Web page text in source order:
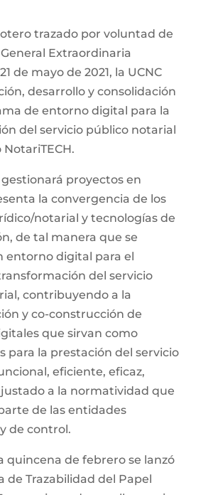
trazado por voluntad de
Extraordinaria
de mayo de 2021, la UCNC
desarrollo y consolidación
de entorno digital para la
del servicio público notarial
proyectos en
la convergencia de los
notarial y tecnologías de
de tal manera que se
entorno digital para el
del servicio
contribuyendo a la
y co-construcción de
que sirvan como
para la prestación del servicio
eficiente, eficaz,
a la normatividad que
de las entidades
de control.
quincena de febrero se lanzó
de Trazabilidad del Papel